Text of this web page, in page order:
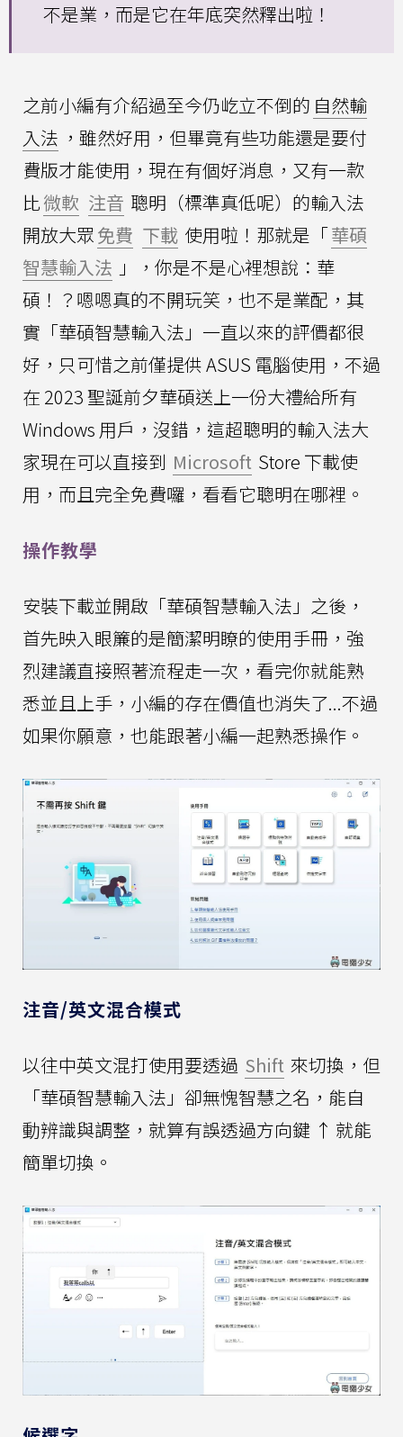
不是業，而是它在年底突然釋出啦！
之前小編有介紹過至今仍屹立不倒的 自然輸
入法 ，雖然好用，但畢竟有些功能還是要付
費版才能使用，現在有個好消息，又有一款
比微軟 注音 聰明（標準真低呢）的輸入法
開放大眾免費 下載 使用啦！那就是「華碩
智慧輸入法 」，你是不是心裡想說：華
碩！？嗯嗯真的不開玩笑，也不是業配，其
實「華碩智慧輸入法」一直以來的評價都很
好，只可惜之前僅提供 ASUS 電腦使用，不過
在 2023 聖誕前夕華碩送上一份大禮給所有
Windows 用戶，沒錯，這超聰明的輸入法大
家現在可以直接到 Microsoft Store 下載使
用，而且完全免費囉，看看它聰明在哪裡。
操作教學
安裝下載並開啟「華碩智慧輸入法」之後，
首先映入眼簾的是簡潔明瞭的使用手冊，強
烈建議直接照著流程走一次，看完你就能熟
悉並且上手，小編的存在價值也消失了...不過
如果你願意，也能跟著小編一起熟悉操作。
注音/英文混合模式
以往中英文混打使用要透過 Shift 來切換，但
「華碩智慧輸入法」卻無愧智慧之名，能自
動辨識與調整，就算有誤透過方向鍵 ↑ 就能
簡單切換。